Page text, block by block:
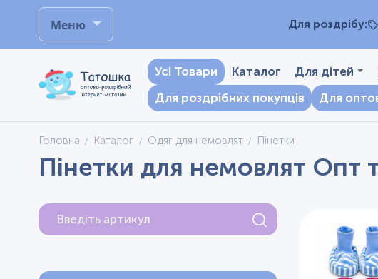
Меню Для роздрібу:
Усі Товари Каталог Для дітей
Для роздрібних покупців
Для
Головна Каталог Одяг для немовлят Пінетки
Пінетки для немовлят Опт